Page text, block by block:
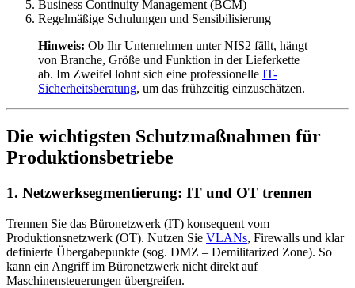
Business Continuity Management (BCM)
Regelmäßige Schulungen und Sensibilisierung
Hinweis: Ob Ihr Unternehmen unter NIS2 fällt, hängt
von Branche, Größe und Funktion in der Lieferkette
ab. Im Zweifel lohnt sich eine professionelle IT-
Sicherheitsberatung, um das frühzeitig einzuschätzen.
Die wichtigsten Schutzmaßnahmen für
Produktionsbetriebe
1. Netzwerksegmentierung: IT und OT trennen
Trennen Sie das Büronetzwerk (IT) konsequent vom
Produktionsnetzwerk (OT). Nutzen Sie VLANs, Firewalls und klar
definierte Übergabepunkte (sog. DMZ – Demilitarized Zone). So
kann ein Angriff im Büronetzwerk nicht direkt auf
Maschinensteuerungen übergreifen.